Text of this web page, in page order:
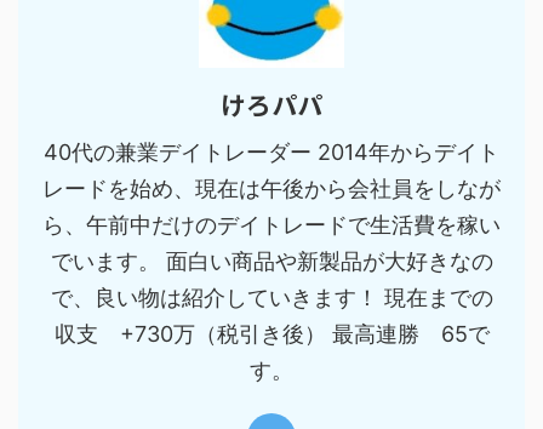
けろパパ
40代の兼業デイトレーダー 2014年からデイト
レードを始め、現在は午後から会社員をしなが
ら、午前中だけのデイトレードで生活費を稼い
でいます。 面白い商品や新製品が大好きなの
で、良い物は紹介していきます！ 現在までの
収支 +730万（税引き後） 最高連勝 65で
す。